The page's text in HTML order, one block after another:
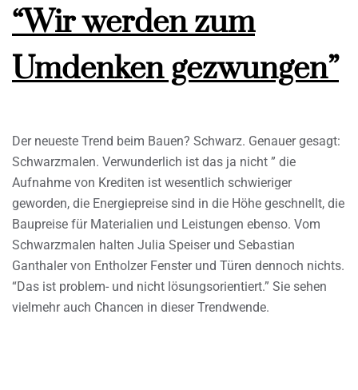
“Wir werden zum
Umdenken gezwungen”
Der neueste Trend beim Bauen? Schwarz. Genauer gesagt:
Schwarzmalen. Verwunderlich ist das ja nicht ” die
Aufnahme von Krediten ist wesentlich schwieriger
geworden, die Energiepreise sind in die Höhe geschnellt, die
Baupreise für Materialien und Leistungen ebenso. Vom
Schwarzmalen halten Julia Speiser und Sebastian
Ganthaler von Entholzer Fenster und Türen dennoch nichts.
“Das ist problem- und nicht lösungsorientiert.” Sie sehen
vielmehr auch Chancen in dieser Trendwende.